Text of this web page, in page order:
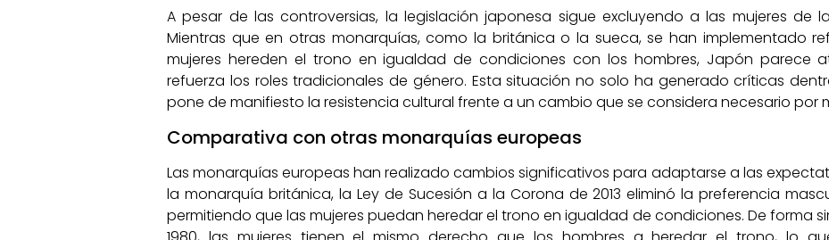
A pesar de las controversias, la legislación japonesa sigue excluyendo a las mujeres de
Mientras que en otras monarquías, como la británica o la sueca, se han implementado
mujeres hereden el trono en igualdad de condiciones con los hombres, Japón parece
refuerza los roles tradicionales de género. Esta situación no solo ha generado críticas
pone de manifiesto la resistencia cultural frente a un cambio que se considera necesario por
Comparativa con otras monarquías europeas
Las monarquías europeas han realizado cambios significativos para adaptarse a las
la monarquía británica, la Ley de Sucesión a la Corona de 2013 eliminó la preferencia
permitiendo que las mujeres puedan heredar el trono en igualdad de condiciones. De forma